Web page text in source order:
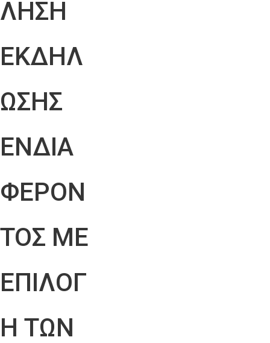
ΛΗΣΗ
ΕΚΔΗΛ
ΩΣΗΣ
ΕΝΔΙΑ
ΦΕΡΟΝ
ΤΟΣ ΜΕ
ΕΠΙΛΟΓ
Η ΤΩΝ